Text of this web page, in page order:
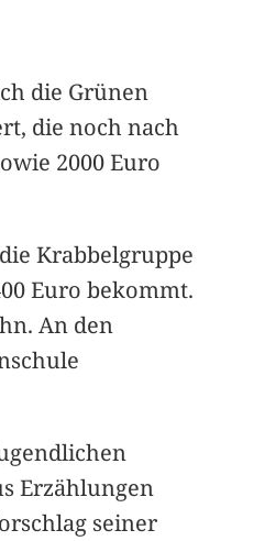
die Grünen
die noch nach
2000 Euro
Krabbelgruppe
Euro bekommt.
An den
Erzählungen
seiner